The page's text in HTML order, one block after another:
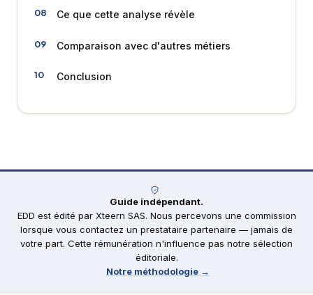
Ce que cette analyse révèle
Comparaison avec d'autres métiers
Conclusion
Guide indépendant.
EDD est édité par Xteern SAS. Nous percevons une commission
lorsque vous contactez un prestataire partenaire — jamais de
votre part. Cette rémunération n'influence pas notre sélection
éditoriale.
Notre méthodologie →